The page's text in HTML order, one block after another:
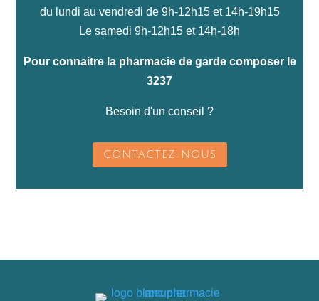
du lundi au vendredi de 9h-12h15 et 14h-19h15
Le samedi 9h-12h15 et 14h-18h
Pour connaitre la pharmacie de garde composer le
3237
Besoin d'un conseil ?
CONTACTEZ-NOUS